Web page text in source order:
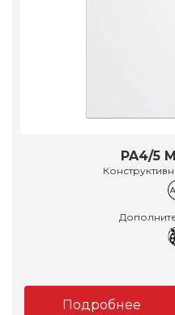
PA4/5
Подробнее